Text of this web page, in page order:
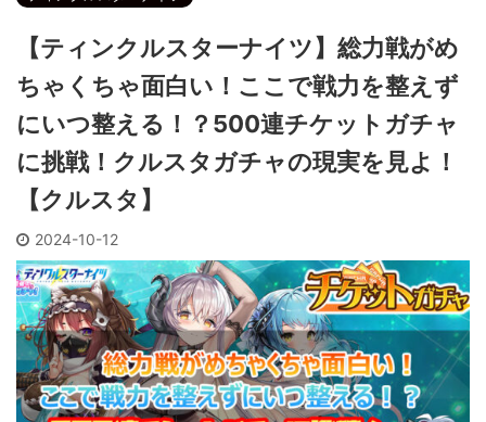
【ティンクルスターナイツ】総力戦がめ
ちゃくちゃ面白い！ここで戦力を整えず
にいつ整える！？500連チケットガチャ
に挑戦！クルスタガチャの現実を見よ！
【クルスタ】
2024-10-12